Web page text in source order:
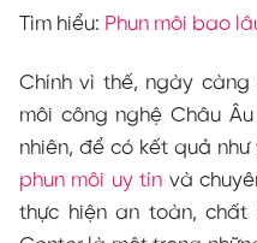
Tìm hiểu: Phun môi bao
Chính vì thế, ngày càng
môi công nghệ Châu
nhiên, để có kết quả như
phun môi uy tín và
thực hiện an toàn, chất